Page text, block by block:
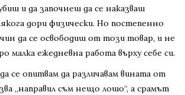
и да започнеш да се наказваш
дори физически. Но постепенно
да се освободиш от този товар, и не
малка ежедневна работа върху себе си.
се опитвам да различавам вината от
„направил съм нещо лошо“, а срамът